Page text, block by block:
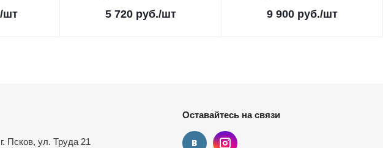
/шт
5 720 руб./шт
9 900 руб./шт
г. Псков, ул. Труда 21
Оставайтесь на связи